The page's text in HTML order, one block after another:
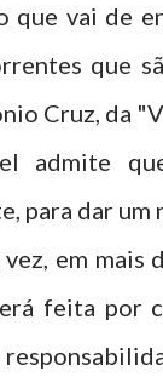
que vai de
que
Cruz, da
admite
para dar um
em mais
feita por